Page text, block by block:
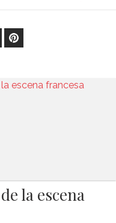
la escena